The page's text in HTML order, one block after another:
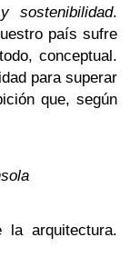
sostenibilidad.
país sufre
conceptual.
para superar
que, según
arquitectura.